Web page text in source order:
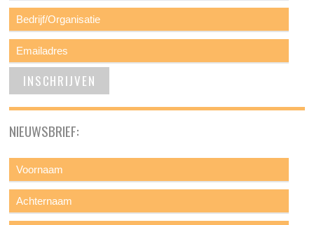
NIEUWSBRIEF: